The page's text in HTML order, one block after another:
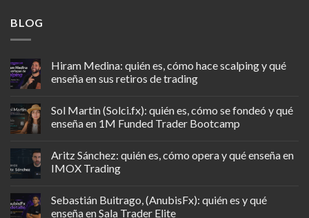
BLOG
Hiram Medina: quién es, cómo hace scalping y qué
enseña en sus retiros de trading
Sol Martin (Solci.fx): quién es, cómo se fondeó y qué
enseña en 1M Funded Trader Bootcamp
Aritz Sánchez: quién es, cómo opera y qué enseña en
IMOX Trading
Sebastián Buitrago, (AnubisFx): quién es y qué
enseña en Sala Trader Elite